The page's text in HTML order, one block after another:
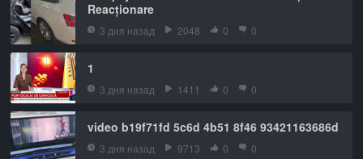
Reacționare
3 дня назад 2048 0 0
1
3 дня назад 1411 0 0
video b19f71fd 5c6d 4b51 8f46 93421163686d
3 дня назад 9713 0 0